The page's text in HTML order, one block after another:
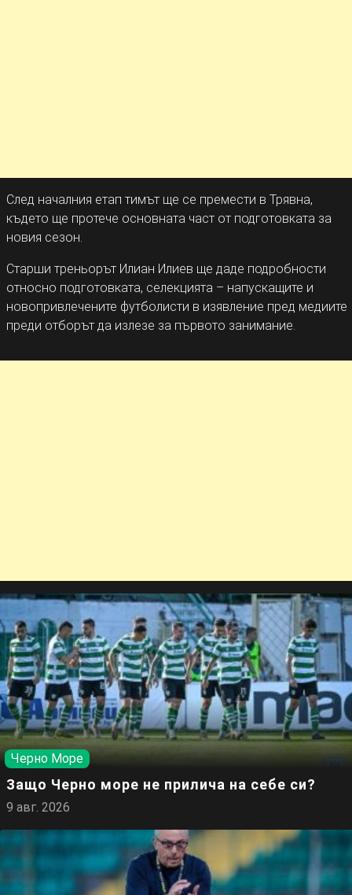
След началния етап тимът ще се премести в Трявна,
където ще протече основната част от подготовката за
новия сезон.
Старши треньорът Илиан Илиев ще даде подробности
относно подготовката, селекцията – напускащите и
новопривлечените футболисти в изявление пред медиите
преди отборът да излезе за първото занимание.
Черно Море
Защо Черно море не прилича на себе си?
9 авг. 2026